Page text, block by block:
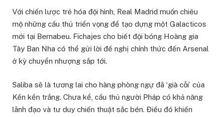
Với chiến lược trẻ hóa đội hình, Real Madrid muốn chiêu
mộ những cầu thủ triển vọng để tạo dựng một Galacticos
mới tại Bernabeu. Fichajes cho biết đội bóng Hoàng gia
Tây Ban Nha có thể gửi lời đề nghị chính thức đến Arsenal
ở kỳ chuyển nhượng sắp tới.
Saliba sẽ là tương lai cho hàng phòng ngự đã ‘già cỗi’ của
Kền kền trắng. Chưa kể, cầu thủ người Pháp có khả năng
lãnh đạo và tư duy chiến thuật sắc bén. Điều đó khiến